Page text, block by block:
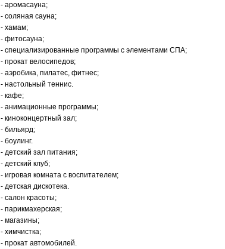
- аромасауна;
- соляная сауна;
- хамам;
- фитосауна;
- специализированные программы с элементами СПА;
- прокат велосипедов;
- аэробика, пилатес, фитнес;
- настольный теннис.
- кафе;
- анимационные программы;
- киноконцертный зал;
- бильярд;
- боулинг.
- детский зал питания;
- детский клуб;
- игровая комната с воспитателем;
- детская дискотека.
- салон красоты;
- парикмахерская;
- магазины;
- химчистка;
- прокат автомобилей.